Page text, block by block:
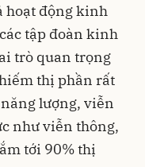
hoạt động kinh
tập đoàn kinh
trò quan trọng
thị phần rất
lượng, viễn
như viễn thông,
tới 90% thị